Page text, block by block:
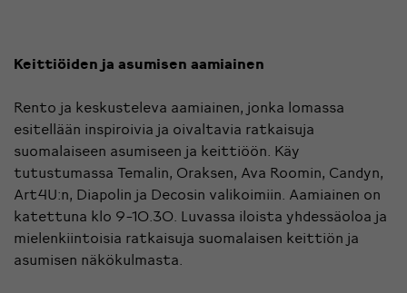
Keittiöiden ja asumisen aamiainen
Rento ja keskusteleva aamiainen, jonka lomassa
esitellään inspiroivia ja oivaltavia ratkaisuja
suomalaiseen asumiseen ja keittiöön. Käy
tutustumassa Temalin, Oraksen, Ava Roomin, Candyn,
Art4U:n, Diapolin ja Decosin valikoimiin. Aamiainen on
katettuna klo 9-10.30. Luvassa iloista yhdessäoloa ja
mielenkiintoisia ratkaisuja suomalaisen keittiön ja
asumisen näkökulmasta.